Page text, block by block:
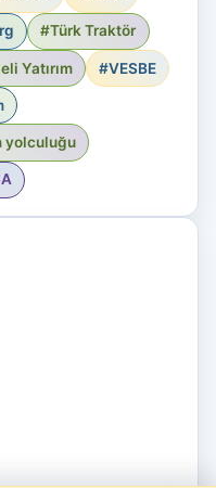
#Türk Traktör
Yatırım #VESBE
yolculuğu